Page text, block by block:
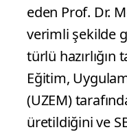
eden Prof. Dr.
verimli şekilde
türlü hazırlığın
Eğitim,
(UZEM)
üretildiğini ve